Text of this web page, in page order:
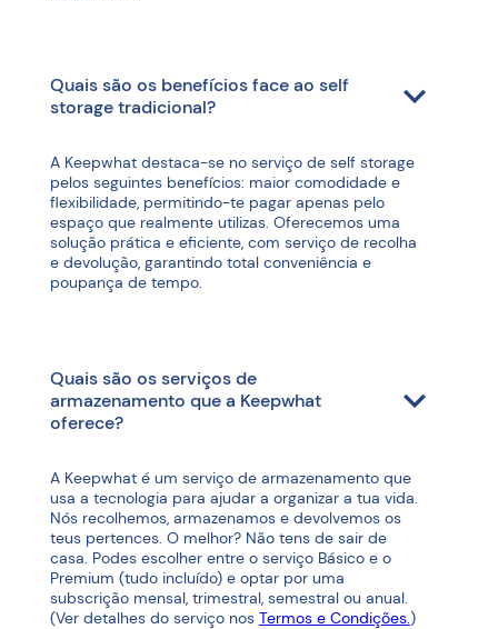
Quais são os benefícios face ao self
storage tradicional?
A Keepwhat destaca-se no serviço de self storage
pelos seguintes benefícios: maior comodidade e
flexibilidade, permitindo-te pagar apenas pelo
espaço que realmente utilizas. Oferecemos uma
solução prática e eficiente, com serviço de recolha
e devolução, garantindo total conveniência e
poupança de tempo.
Quais são os serviços de
armazenamento que a Keepwhat
oferece?
A Keepwhat é um serviço de armazenamento que
usa a tecnologia para ajudar a organizar a tua vida.
Nós recolhemos, armazenamos e devolvemos os
teus pertences. O melhor? Não tens de sair de
casa. Podes escolher entre o serviço Básico e o
Premium (tudo incluído) e optar por uma
subscrição mensal, trimestral, semestral ou anual.
(Ver detalhes do serviço nos Termos e Condições.)